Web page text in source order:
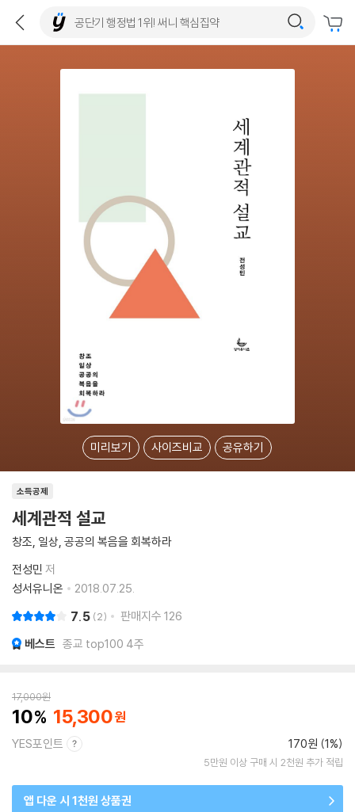
미리보기 사이즈비교 공유하기
소득공제
세계관적 설교
창조, 일상, 공공의 복음을 회복하라
전성민 저
성서유니온
2018.07.25.
7.5 2 판매지수 126
베스트 종교 top100 4주
17,000원
10 15,300
YES포인트 170원 (1%)
5만원 이상 구매 시 2천원 추가 적립
앱 다운 시 1천원 상품권